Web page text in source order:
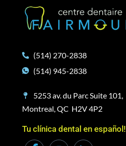
(514) 270-2838
(514) 945-2838
5253 av. du Parc Suite 101,
Montreal, QC H2V 4P2
Tu clínica dental en español!